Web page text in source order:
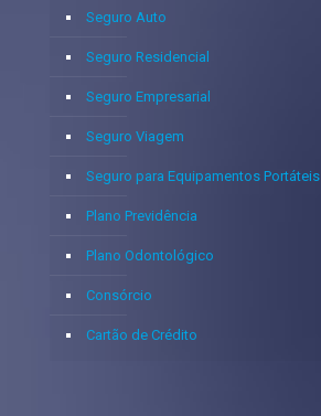
Seguro Auto
Seguro Residencial
Seguro Empresarial
Seguro Viagem
Seguro para Equipamentos Portáteis
Plano Previdência
Plano Odontológico
Consórcio
Cartão de Crédito